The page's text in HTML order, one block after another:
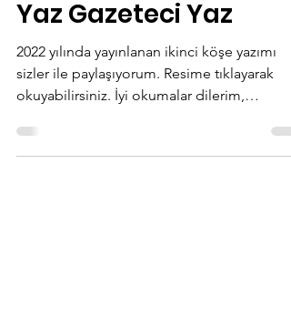
Köşe Yazısı
Yaz Gazeteci Yaz
2022 yılında yayınlanan ikinci köşe yazımı
okuyabilirsiniz. İyi okumalar dilerim,
Sevgiyle...